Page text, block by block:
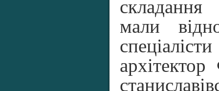
складання
мали